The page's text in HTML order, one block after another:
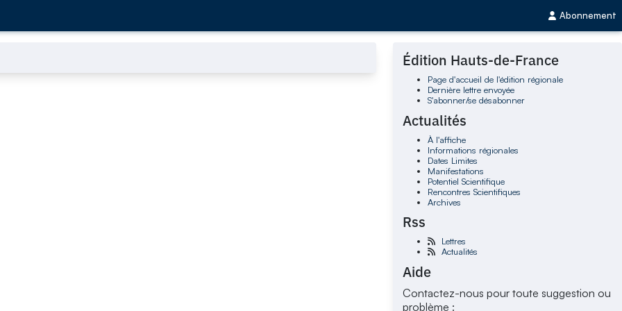
Abonnement
Édition Hauts-de-France
Page d'accueil de l'édition régionale
Dernière lettre envoyée
S'abonner/se désabonner
Actualités
À l'affiche
Informations régionales
Dates Limites
Manifestations
Potentiel Scientifique
Rencontres Scientifiques
Archives
Rss
Lettres
Actualités
Aide
Contactez-nous pour toute suggestion ou
problème :